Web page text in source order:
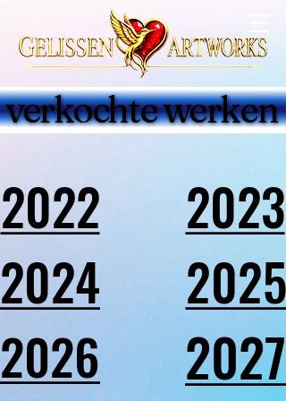
verkochte werken
verkochte werken
2022
2022
2024
2024
2026
2026
2023
2023
2025
2025
2027
2027